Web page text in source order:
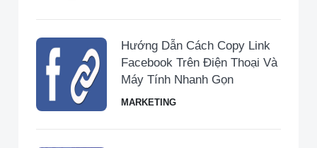
Hướng Dẫn Cách Copy Link
Facebook Trên Điện Thoại Và
Máy Tính Nhanh Gọn
MARKETING